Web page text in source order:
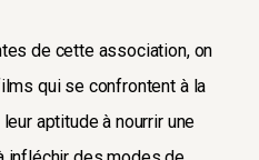
de cette association, on
qui se confrontent à la
aptitude à nourrir une